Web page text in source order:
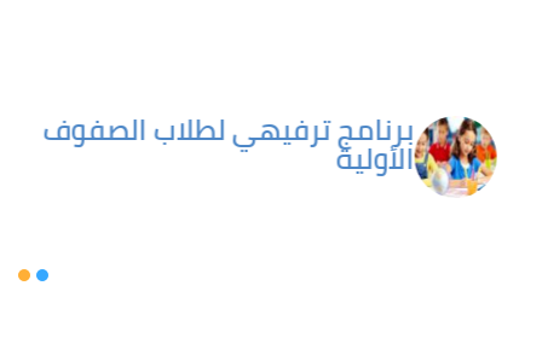
برنامج ترفيهي لطلاب الصفوف
الأولية